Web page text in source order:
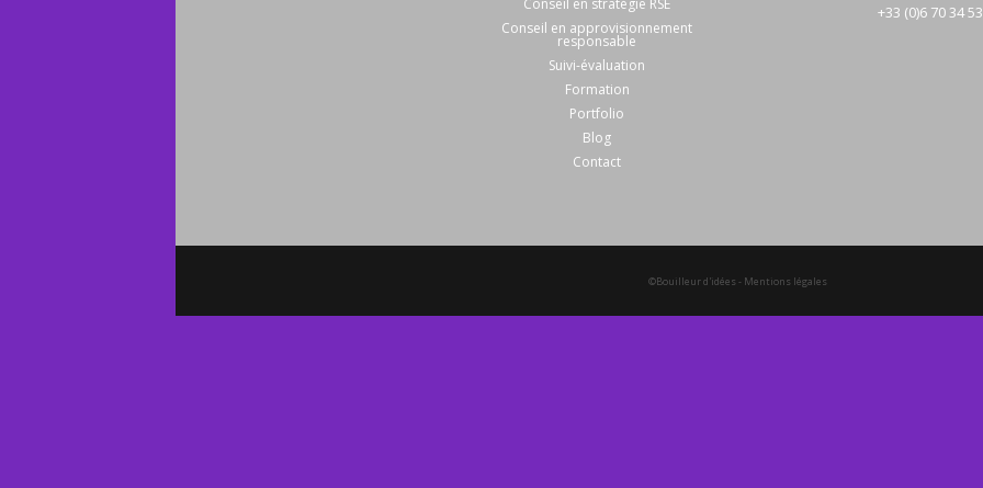
Conseil en stratégie RSE
Conseil en approvisionnement
responsable
Suivi-évaluation
Formation
Portfolio
Blog
Contact
+33 (0)6 70 34
©Bouilleur d'idées - Mentions légales